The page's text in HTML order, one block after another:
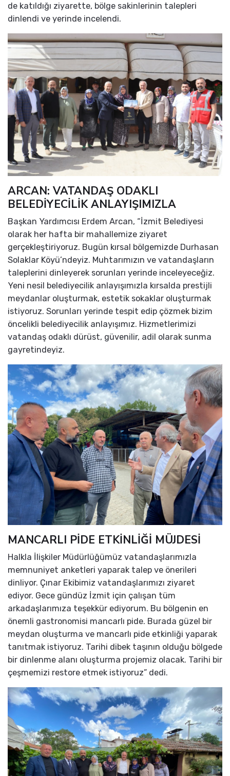
de katıldığı ziyarette, bölge sakinlerinin talepleri
dinlendi ve yerinde incelendi.
ARCAN: VATANDAŞ ODAKLI
BELEDİYECİLİK ANLAYIŞIMIZLA
Başkan Yardımcısı Erdem Arcan, “İzmit Belediyesi
olarak her hafta bir mahallemize ziyaret
gerçekleştiriyoruz. Bugün kırsal bölgemizde Durhasan
Solaklar Köyü’ndeyiz. Muhtarımızın ve vatandaşların
taleplerini dinleyerek sorunları yerinde inceleyeceğiz.
Yeni nesil belediyecilik anlayışımızla kırsalda prestijli
meydanlar oluşturmak, estetik sokaklar oluşturmak
istiyoruz. Sorunları yerinde tespit edip çözmek bizim
öncelikli belediyecilik anlayışımız. Hizmetlerimizi
vatandaş odaklı dürüst, güvenilir, adil olarak sunma
gayretindeyiz.
MANCARLI PİDE ETKİNLİĞİ MÜJDESİ
Halkla İlişkiler Müdürlüğümüz vatandaşlarımızla
memnuniyet anketleri yaparak talep ve önerileri
dinliyor. Çınar Ekibimiz vatandaşlarımızı ziyaret
ediyor. Gece gündüz İzmit için çalışan tüm
arkadaşlarımıza teşekkür ediyorum. Bu bölgenin en
önemli gastronomisi mancarlı pide. Burada güzel bir
meydan oluşturma ve mancarlı pide etkinliği yaparak
tanıtmak istiyoruz. Tarihi dibek taşının olduğu bölgede
bir dinlenme alanı oluşturma projemiz olacak. Tarihi bir
çeşmemizi restore etmek istiyoruz” dedi.